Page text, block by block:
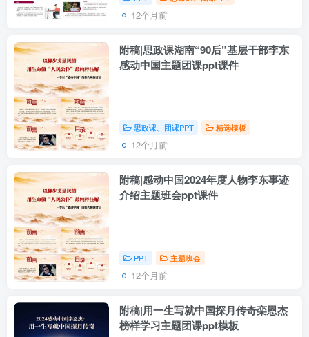
12个月前
附稿|思政课湖南“90后”基层干部李东
感动中国主题团课ppt课件
思政课、团课PPT 精选模板
12个月前
附稿|感动中国2024年度人物李东事迹
介绍主题班会ppt课件
PPT 主题班会
12个月前
附稿|用一生写就中国探月传奇栾恩杰
榜样学习主题团课ppt模板